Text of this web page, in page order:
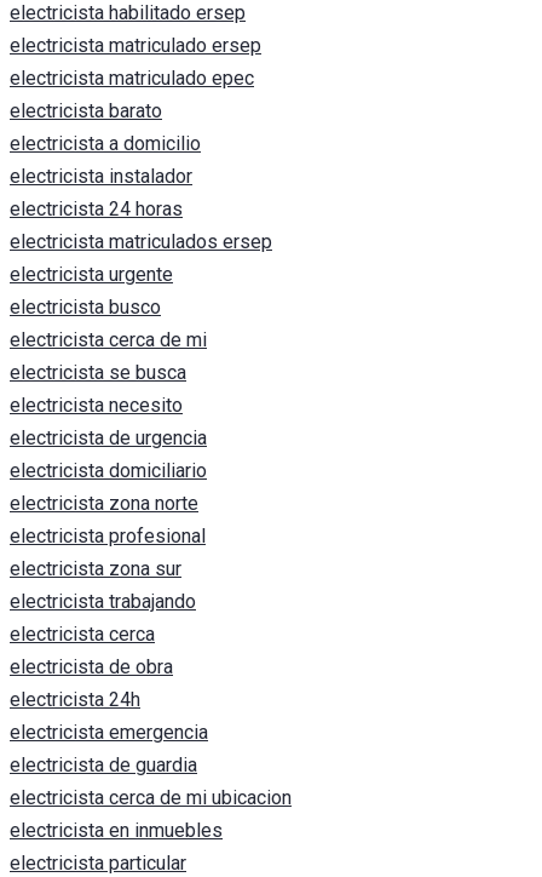
electricista habilitado ersep
electricista matriculado ersep
electricista matriculado epec
electricista barato
electricista a domicilio
electricista instalador
electricista 24 horas
electricista matriculados ersep
electricista urgente
electricista busco
electricista cerca de mi
electricista se busca
electricista necesito
electricista de urgencia
electricista domiciliario
electricista zona norte
electricista profesional
electricista zona sur
electricista trabajando
electricista cerca
electricista de obra
electricista 24h
electricista emergencia
electricista de guardia
electricista cerca de mi ubicacion
electricista en inmuebles
electricista particular